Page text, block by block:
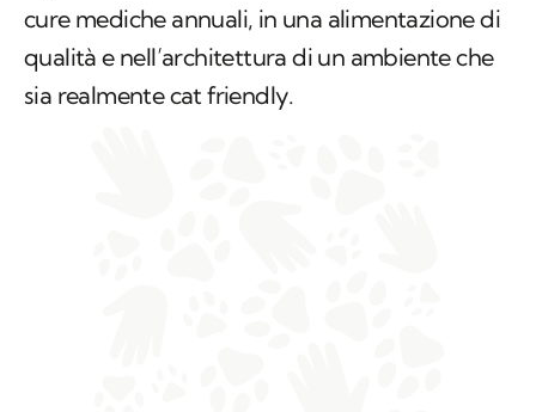
cure mediche annuali, in una alimentazione di
qualità e nell’architettura di un ambiente che
sia realmentecat friendly.